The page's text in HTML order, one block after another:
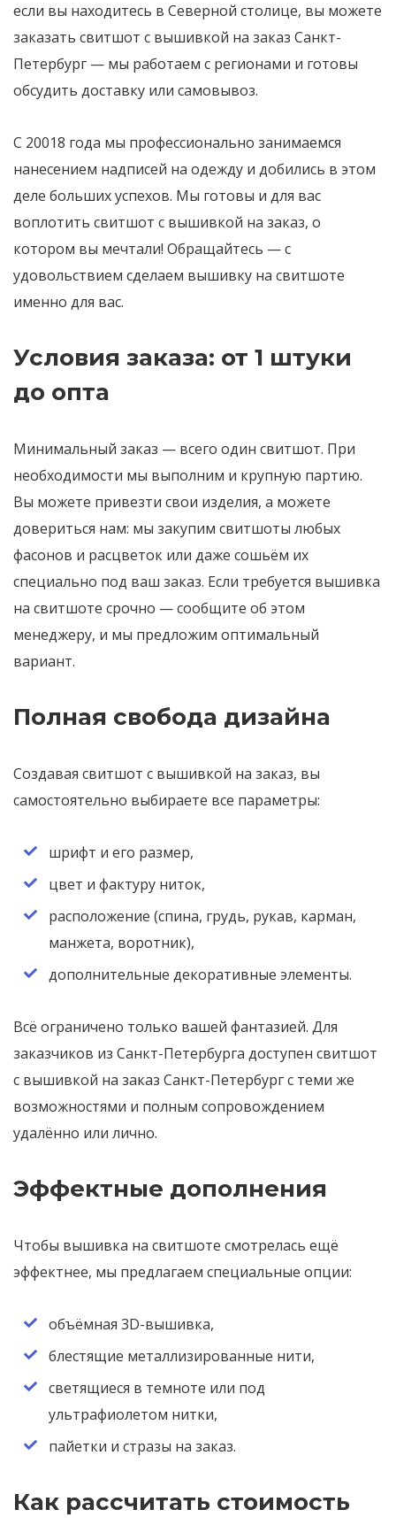
если вы находитесь в Северной столице, вы можете
заказать свитшот с вышивкой на заказ Санкт-
Петербург — мы работаем с регионами и готовы
обсудить доставку или самовывоз.
С 20018 года мы профессионально занимаемся
нанесением надписей на одежду и добились в этом
деле больших успехов. Мы готовы и для вас
воплотить свитшот с вышивкой на заказ, о
котором вы мечтали! Обращайтесь — с
удовольствием сделаем вышивку на свитшоте
именно для вас.
Условия заказа: от 1 штуки
до опта
Минимальный заказ — всего один свитшот. При
необходимости мы выполним и крупную партию.
Вы можете привезти свои изделия, а можете
довериться нам: мы закупим свитшоты любых
фасонов и расцветок или даже сошьём их
специально под ваш заказ. Если требуется вышивка
на свитшоте срочно — сообщите об этом
менеджеру, и мы предложим оптимальный
вариант.
Полная свобода дизайна
Создавая свитшот с вышивкой на заказ, вы
самостоятельно выбираете все параметры:
шрифт и его размер,
цвет и фактуру ниток,
расположение (спина, грудь, рукав, карман,
манжета, воротник),
дополнительные декоративные элементы.
Всё ограничено только вашей фантазией. Для
заказчиков из Санкт-Петербурга доступен свитшот
с вышивкой на заказ Санкт-Петербург с теми же
возможностями и полным сопровождением
удалённо или лично.
Эффектные дополнения
Чтобы вышивка на свитшоте смотрелась ещё
эффектнее, мы предлагаем специальные опции:
объёмная 3D-вышивка,
блестящие металлизированные нити,
светящиеся в темноте или под
ультрафиолетом нитки,
пайетки и стразы на заказ.
Как рассчитать стоимость